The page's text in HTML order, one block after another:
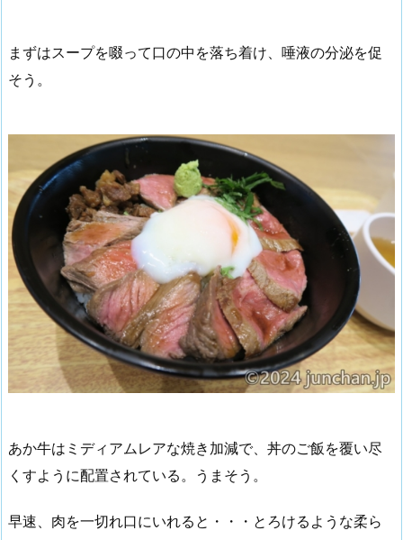
まずはスープを啜って口の中を落ち着け、唾液の分泌を促
そう。
あか牛はミディアムレアな焼き加減で、丼のご飯を覆い尽
くすように配置されている。うまそう。
早速、肉を一切れ口にいれると・・・とろけるような柔ら